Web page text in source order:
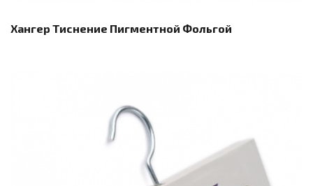
Хангер Тиснение Пигментной Фольгой